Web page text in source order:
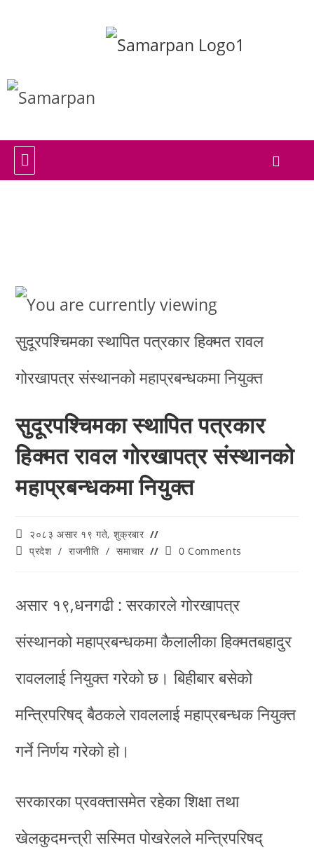
सुदूरपश्चिमका स्थापित पत्रकार
हिक्मत रावल गोरखापत्र संस्थानको
महाप्रबन्धकमा नियुक्त
२०८३ असार १९ गते, शुक्रबार
प्रदेश / राजनीति / समाचार 0 Comments
असार १९,धनगढी : सरकारले गोरखापत्र
संस्थानको महाप्रबन्धकमा कैलालीका हिक्मतबहादुर
रावललाई नियुक्त गरेको छ। बिहीबार बसेको
मन्त्रिपरिषद् बैठकले रावललाई महाप्रबन्धक नियुक्त
गर्ने निर्णय गरेको हो।
सरकारका प्रवक्तासमेत रहेका शिक्षा तथा
खेलकुदमन्त्री सस्मित पोखरेलले मन्त्रिपरिषद्